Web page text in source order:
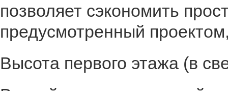
позволяет сэкономить
предусмотренный
Высота первого этажа (в